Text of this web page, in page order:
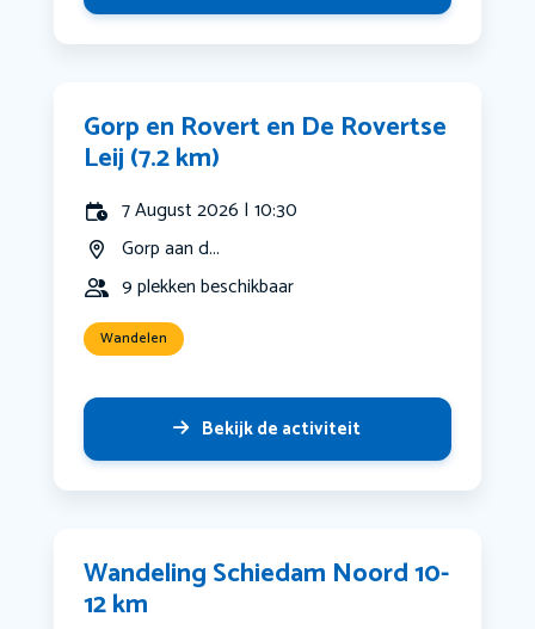
Gorp en Rovert en De Rovertse
Leij (7.2 km)
7 August 2026 | 10:30
Gorp aan d...
9 plekken beschikbaar
Wandelen
Bekijk de activiteit
Wandeling Schiedam Noord 10-
12 km